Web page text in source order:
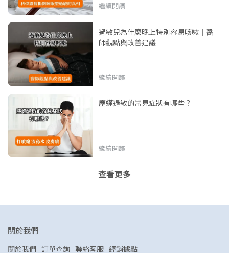
繼續閱讀
過敏兒為什麼晚上特別容易咳嗽｜醫
師觀點與改善建議
繼續閱讀
塵蟎過敏的常見症狀有哪些？
繼續閱讀
查看更多
關於我們
關於我們 訂單查詢 聯絡客服 經銷據點